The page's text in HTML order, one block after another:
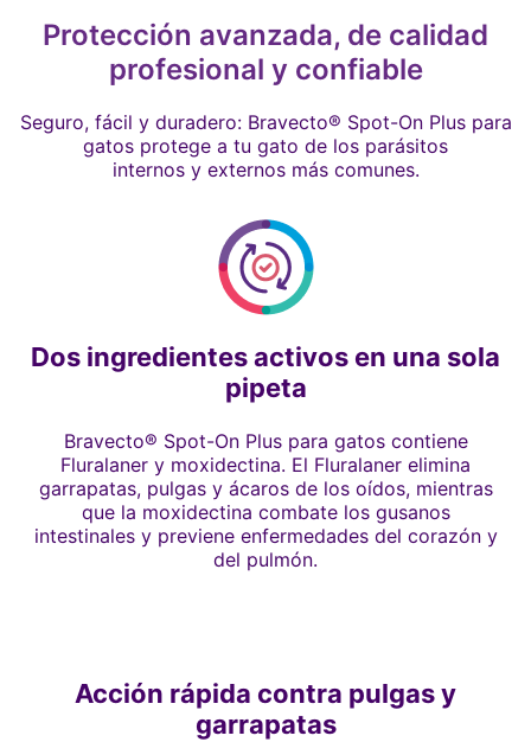
Protección avanzada, de calidad
profesional y confiable
Seguro, fácil y duradero: Bravecto® Spot-On Plus para
gatos protege a tu gato de los parásitos
internos y externos más comunes.
Dos ingredientes activos en una sola
pipeta
Bravecto® Spot-On Plus para gatos contiene
Fluralaner y moxidectina. El Fluralaner elimina
garrapatas, pulgas y ácaros de los oídos, mientras
que la moxidectina combate los gusanos
intestinales y previene enfermedades del corazón y
del pulmón.
Acción rápida contra pulgas y
garrapatas